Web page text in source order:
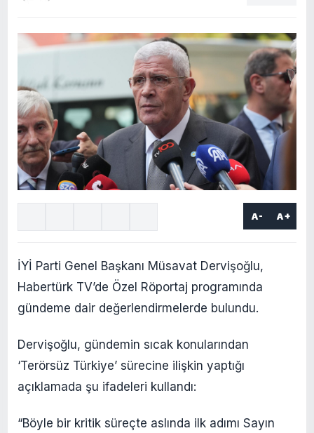
A- A+
İYİ Parti Genel Başkanı Müsavat Dervişoğlu,
Habertürk TV’de Özel Röportaj programında
gündeme dair değerlendirmelerde bulundu.
Dervişoğlu, gündemin sıcak konularından
‘Terörsüz Türkiye’ sürecine ilişkin yaptığı
açıklamada şu ifadeleri kullandı:
“Böyle bir kritik süreçte aslında ilk adımı Sayın